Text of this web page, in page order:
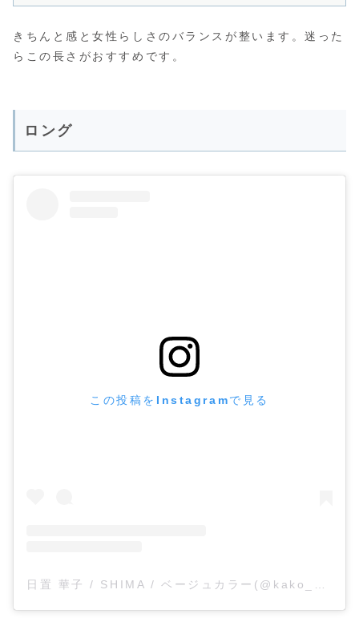
きちんと感と女性らしさのバランスが整います。迷った
らこの長さがおすすめです。
ロング
この投稿をInstagramで見る